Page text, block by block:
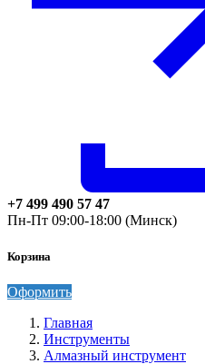
+7 499 490 57 47
Пн-Пт 09:00-18:00 (Минск)
Корзина
Оформить
Главная
Инструменты
Алмазный инструмент